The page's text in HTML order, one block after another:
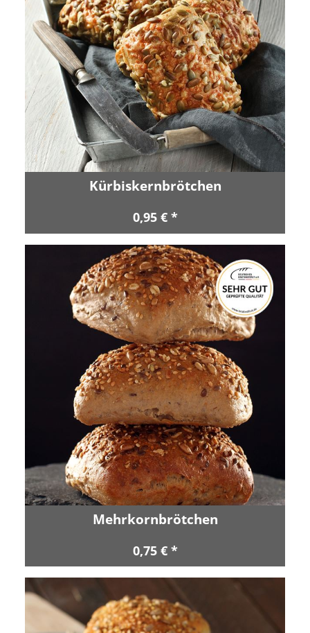
Kürbiskernbrötchen
0,95 € *
Mehrkornbrötchen
0,75 € *